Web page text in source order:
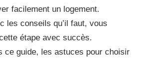
facilement un logement.
les conseils qu’il faut, vous
étape avec succès.
ce guide, les astuces pour choisir